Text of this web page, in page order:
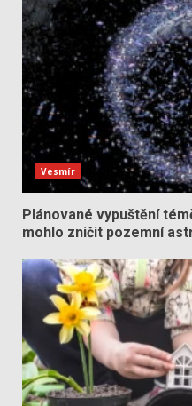
Vesmír
Plánované vypuštění
mohlo zničit pozemní